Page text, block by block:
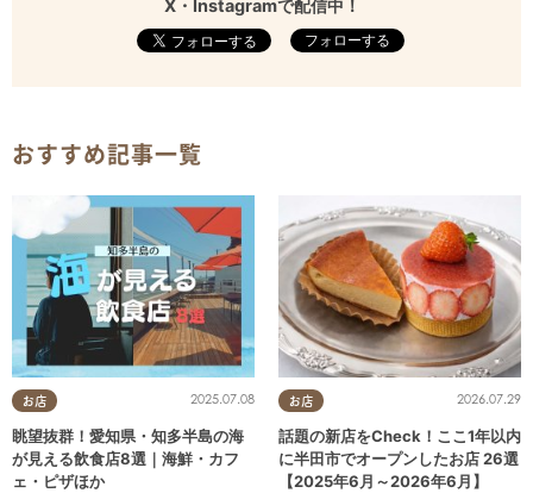
X・Instagramで配信中！
フォローする
おすすめ記事一覧
お店 2025.07.08
眺望抜群！愛知県・知多半島の海
が見える飲食店8選｜海鮮・カフ
ェ・ピザほか
お店 2026.07.29
話題の新店をCheck！ここ1年以内
に半田市でオープンしたお店 26選
【2025年6月～2026年6月】